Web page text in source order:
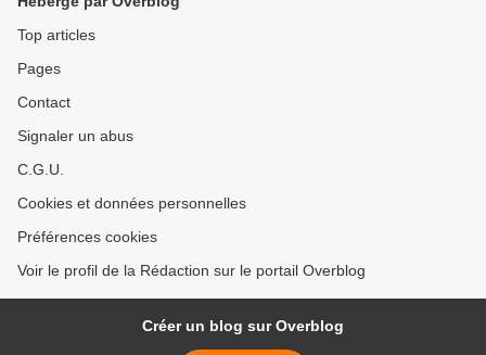
Top articles
Pages
Contact
Signaler un abus
C.G.U.
Cookies et données personnelles
Préférences cookies
Voir le profil de la Rédaction sur le portail Overblog
Créer un blog sur Overblog